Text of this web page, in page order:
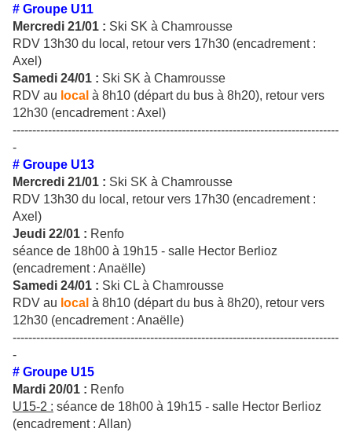
# Groupe U11
Mercredi 21/01 : Ski SK à Chamrousse
RDV 13h30 du local, retour vers 17h30 (encadrement :
Axel)
Samedi 24/01 : Ski SK à Chamrousse
RDV au local à 8h10 (départ du bus à 8h20), retour vers
12h30 (encadrement : Axel)
-----------------------------------------------------------------------------------
-
# Groupe U13
Mercredi 21/01 : Ski SK à Chamrousse
RDV 13h30 du local, retour vers 17h30 (encadrement :
Axel)
Jeudi 22/01 : Renfo
séance de 18h00 à 19h15 - salle Hector Berlioz
(encadrement : Anaëlle)
Samedi 24/01 : Ski CL à Chamrousse
RDV au local à 8h10 (départ du bus à 8h20), retour vers
12h30 (encadrement : Anaëlle)
-----------------------------------------------------------------------------------
-
# Groupe U15
Mardi 20/01 : Renfo
U15-2 : séance de 18h00 à 19h15 - salle Hector Berlioz
(encadrement : Allan)